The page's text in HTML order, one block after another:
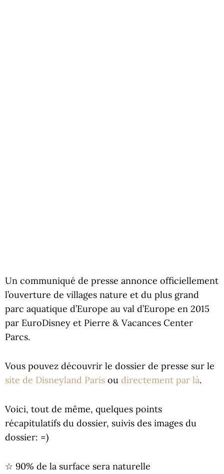
Un communiqué de presse annonce officiellement
l’ouverture de villages nature et du plus grand
parc aquatique d’Europe au val d’Europe en 2015
par EuroDisney et Pierre & Vacances Center
Parcs.
Vous pouvez découvrir le dossier de presse sur le
site de Disneyland Paris ou directement par là.
Voici, tout de même, quelques points
récapitulatifs du dossier, suivis des images du
dossier: =)
☆ 90% de la surface sera naturelle